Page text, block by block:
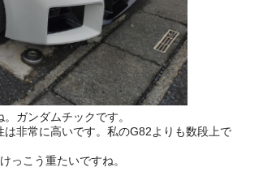
ガンダムチックです。
非常に高いです。私のG82よりも数段上で
っこう重たいですね。